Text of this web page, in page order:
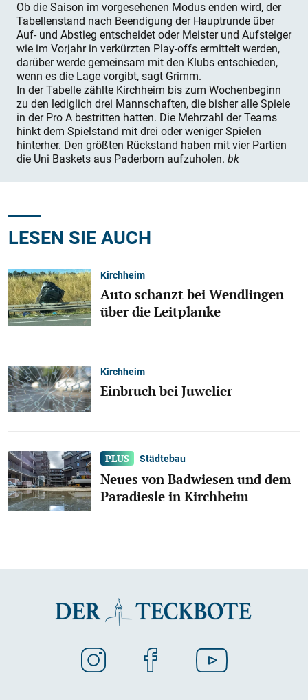
Ob die Saison im vorgesehenen Modus enden wird, der
Tabellenstand nach Beendigung der Hauptrunde über
Auf- und Abstieg entscheidet oder Meister und Aufsteiger
wie im Vorjahr in verkürzten Play-offs ermittelt werden,
darüber werde gemeinsam mit den Klubs entschieden,
wenn es die Lage vorgibt, sagt Grimm.
In der Tabelle zählte Kirchheim bis zum Wochenbeginn
zu den lediglich drei Mannschaften, die bisher alle Spiele
in der Pro A bestritten hatten. Die Mehrzahl der Teams
hinkt dem Spielstand mit drei oder weniger Spielen
hinterher. Den größten Rückstand haben mit vier Partien
die Uni Baskets aus Paderborn aufzuholen. bk
LESEN SIE AUCH
Kirchheim
Auto schanzt bei Wendlingen
über die Leitplanke
Kirchheim
Einbruch bei Juwelier
Städtebau
Neues von Badwiesen und dem
Paradiesle in Kirchheim